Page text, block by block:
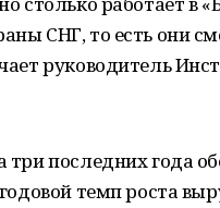
СНГ, то есть они
руководитель
последних года
темп роста